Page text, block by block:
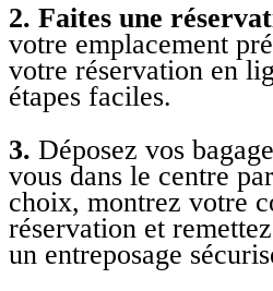
2. Faites une
votre emplacement
votre réservation en
étapes faciles.
3. Déposez vos
vous dans le centre
choix, montrez votre
réservation et
un entreposage